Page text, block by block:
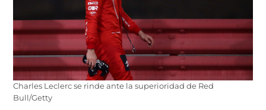
Charles Leclerc se rinde ante la superioridad de Red
Bull/Getty